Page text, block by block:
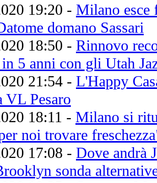
19:20 - Milano esce
domano Sassari
18:50 - Rinnovo
5 anni con gli Utah
21:54 - L'Happy
VL Pesaro
18:11 - Milano si
noi trovare
17:08 - Dove andrà
sonda